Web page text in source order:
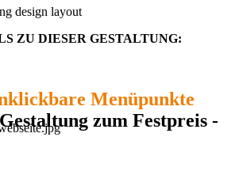
ZU DIESER GESTALTUNG:
Menüpunkte
zum Festpreis -